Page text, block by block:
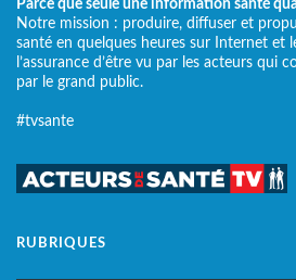
Parce que seule une information santé
Notre mission : produire, diffuser et
santé en quelques heures sur Internet et
l’assurance d’être vu par les acteurs qui
par le grand public.
#tvsante
RUBRIQUES